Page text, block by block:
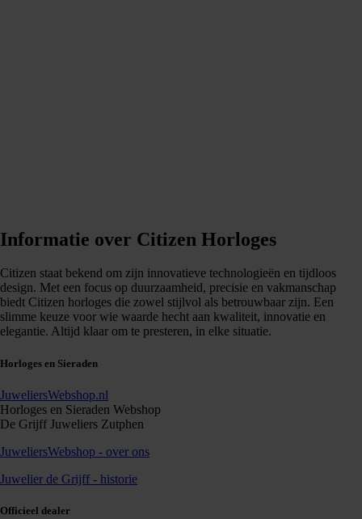
Informatie over Citizen Horloges
Citizen staat bekend om zijn innovatieve technologieën en tijdloos
design. Met een focus op duurzaamheid, precisie en vakmanschap
biedt Citizen horloges die zowel stijlvol als betrouwbaar zijn. Een
slimme keuze voor wie waarde hecht aan kwaliteit, innovatie en
elegantie. Altijd klaar om te presteren, in elke situatie.
Horloges en Sieraden
JuweliersWebshop.nl
Horloges en Sieraden Webshop
De Grijff Juweliers Zutphen
JuweliersWebshop - over ons
Juwelier de Grijff - historie
Officieel dealer